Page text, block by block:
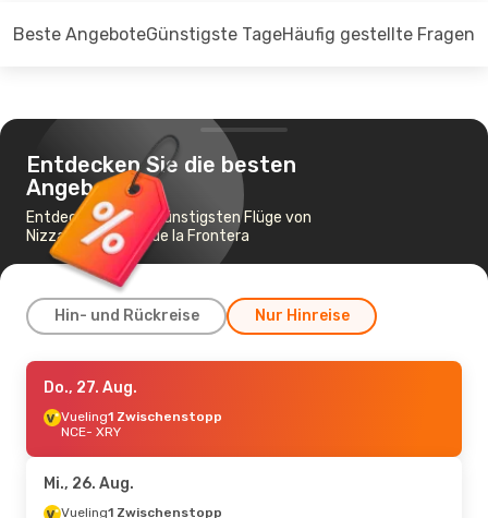
Beste AngeboteGünstigste TageHäufig gestellte Fragen
Entdecken Sie die besten
Angebote
Entdecken Sie die günstigsten Flüge von
Nizza nach Jerez de la Frontera
Hin- und Rückreise Nur Hinreise
Fr., 28. Aug.- Di., 1. Sept.
Vueling1 Zwischenstopp
NCE- XRY
XRY- NCE
Mo., 17. Aug.- Mo., 24. Aug.
Do., 27. Aug.
Vueling1 Zwischenstopp
NCE- XRY
Mi., 26. Aug.
Vueling1 Zwischenstopp